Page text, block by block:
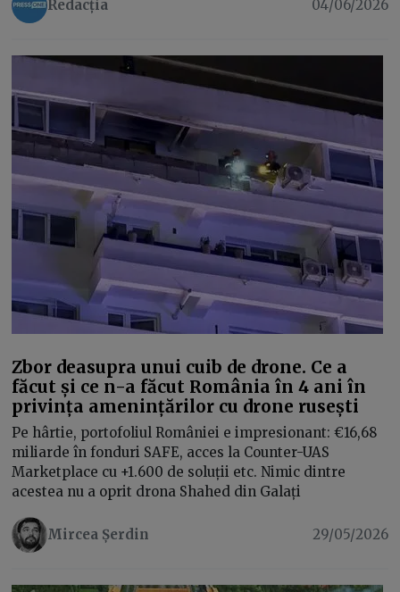
Redacția 04/06/2026
Zbor deasupra unui cuib de drone. Ce a
făcut și ce n-a făcut România în 4 ani în
privința amenințărilor cu drone rusești
Pe hârtie, portofoliul României e impresionant: €16,68
miliarde în fonduri SAFE, acces la Counter-UAS
Marketplace cu +1.600 de soluții etc. Nimic dintre
acestea nu a oprit drona Shahed din Galați
Mircea Șerdin 29/05/2026